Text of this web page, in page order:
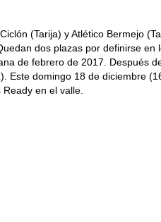
(Tarija) y Atlético Bermejo
dos plazas por definirse
de febrero de 2017. Después
domingo 18 de diciembre
en el valle.